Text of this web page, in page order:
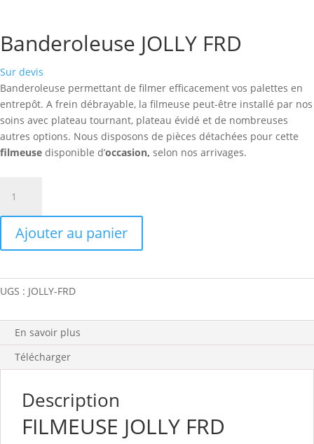
Banderoleuse JOLLY FRD
Sur devis
Banderoleuse permettant de filmer efficacement vos palettes en
entrepôt. A frein débrayable, la filmeuse peut-être installé par nos
soins avec plateau tournant, plateau évidé et de nombreuses
autres options. Nous disposons de pièces détachées pour cette
filmeuse disponible d’occasion, selon nos arrivages.
Banderoleuse
JOLLY
FRD
Ajouter au panier
UGS : JOLLY-FRD
En savoir plus
Télécharger
Description
FILMEUSE JOLLY FRD